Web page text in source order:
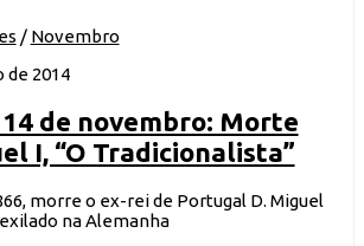
/ Novembro
de 2014
de novembro: Morte
I, “O Tradicionalista”
morre o ex-rei de Portugal D. Miguel
na Alemanha